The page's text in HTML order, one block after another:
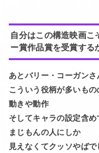
自分はこの構造映画こ
ー賞作品賞を受賞する
あとバリー・コーガンさ
こういう役柄が多いもの
動きや動作
そしてキャラの設定含め
まじもんの人にしか
見えなくてクッソやばで